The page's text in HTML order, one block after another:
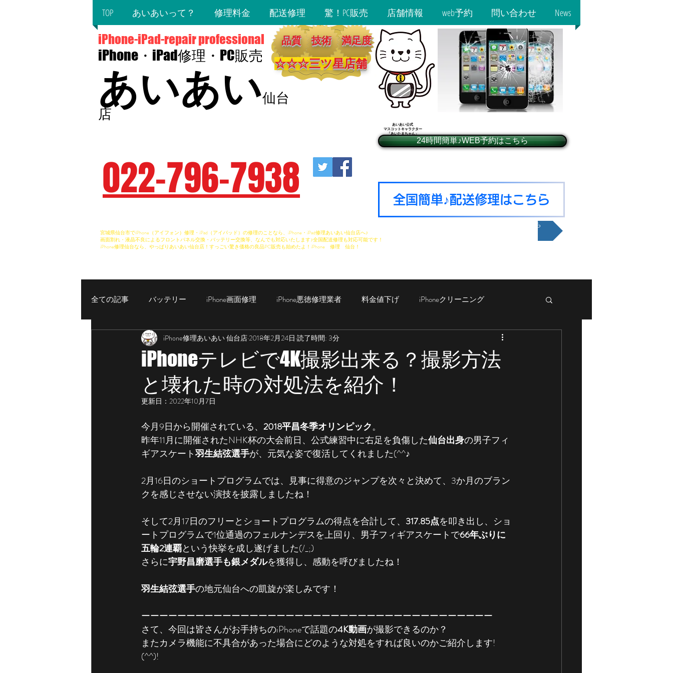
TOP あいあいって？ 修理料金 配送修理 驚！PC販売 店舗情報 web予約 問い合わせ News
iPhone-iPad-repair professional
iPhone・iPad修理・PC販売
あいあい仙台
店
品質 技術 満足度
☆☆☆​三ツ星店舗
022-796-7938
あいあい公式
マスコットキャラクター
「あいたまちゃん」​
24時間簡単♪WEB予約はこちら
全国簡単♪配送修理はこちら
宮城県仙台市でiPhone（アイフォン）修理・iPad（アイパッド）の修理のことなら、iPhone・iPad修理あいあい仙台店へ♪
画面割れ・液晶不良によるフロントパネル交換・バッテリー交換等、なんでも対応いたします♪全国配送修理も対応可能です！
iPhone修理仙台なら、やっぱりあいあい仙台店！すっごい驚き価格の良品PC販売も始めたよ！iPhone 修理 仙台！
メールお問い合わせはこちら
全ての記事 バッテリー iPhone画面修理 iPhone悪徳修理業者 料金値下げ iPhoneクリーニング
iPhoneカメラ修理 機種説明 iPad修理
iPhoneテレビで4K撮影出来る？撮影方法
と壊れた時の対処法を紹介！
iPhone修理あいあい 仙台店 2018年2月24日 読了時間: 3分
更新日： 2022年10月7日
今月9日から開催されている、 2018平昌冬季オリンピック。
昨年11月に開催されたNHK杯の大会前日、公式練習中に右足を負傷した仙台出身の男子フィ
ギアスケート羽生結弦選手が、元気な姿で復活してくれました(^^♪
2月16日のショートプログラムでは、見事に得意のジャンプを次々と決めて、3か月のブラン
クを感じさせない演技を披露しましたね！
そして2月17日のフリーとショートプログラムの得点を合計して、 317.85点を叩き出し、ショ
ートプログラムで1位通過のフェルナンデスを上回り、男子フィギアスケートで66年ぶりに
五輪2連覇という快挙を成し遂げました(/_;)
さらに宇野昌磨選手も銀メダルを獲得し、感動を呼びましたね！
羽生結弦選手の地元仙台への凱旋が楽しみです！
ーーーーーーーーーーーーーーーーーーーーーーーーーーーーーーーーーーーーーーー
さて、今回は皆さんがお手持ちのiPhoneで話題の4K動画が撮影できるのか？
またカメラ機能に不具合があった場合にどのような対処をすれば良いのかご紹介します!
(^^)!